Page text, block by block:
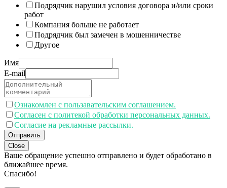
Подрядчик нарушил условия договора и/или сроки
работ
Компания больше не работает
Подрядчик был замечен в мошенничестве
Другое
Имя
E-mail
Ознакомлен с пользавательским соглашением.
Согласен с политекой обработки персональных данных.
Согласие на рекламные рассылки.
Отправить
Close
Ваше обращение успешно отправлено и будет обработано в
ближайшее время.
Спасибо!